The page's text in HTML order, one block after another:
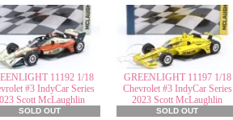
11192 1/18
#3 IndyCar Series
Scott McLaughlin
SOLD OUT
GREENLIGHT 11197 1/18
Chevrolet #3 IndyCar Series
2023 Scott McLaughlin
SOLD OUT